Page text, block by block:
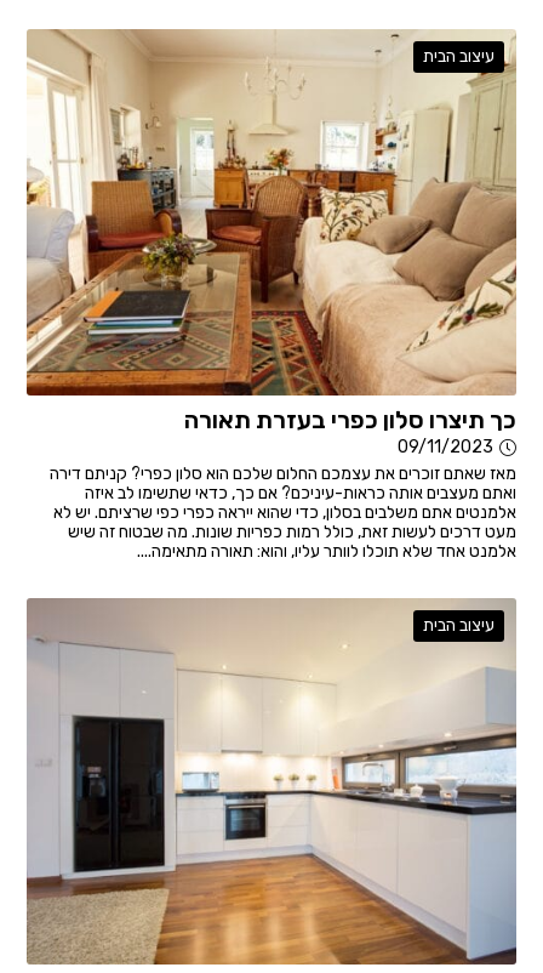
עיצוב הבית
כך תיצרו סלון כפרי בעזרת תאורה
09/11/2023
מאז שאתם זוכרים את עצמכם החלום שלכם הוא סלון כפרי? קניתם דירה
ואתם מעצבים אותה כראות-עיניכם? אם כך, כדאי שתשימו לב איזה
אלמנטים אתם משלבים בסלון, כדי שהוא ייראה כפרי כפי שרציתם. יש לא
מעט דרכים לעשות זאת, כולל רמות כפריות שונות. מה שבטוח זה שיש
אלמנט אחד שלא תוכלו לוותר עליו, והוא: תאורה מתאימה....
עיצוב הבית